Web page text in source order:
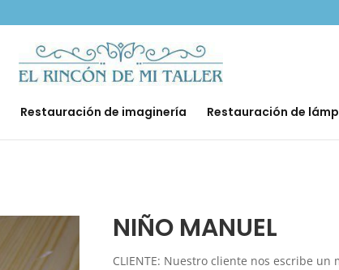
Restauración de imaginería Restauración de
NIÑO MANUEL
CLIENTE: Nuestro cliente nos escribe un